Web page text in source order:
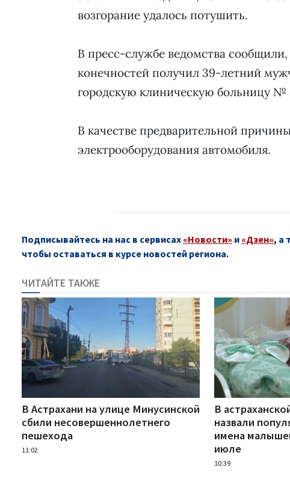
возгорание удалось потушить.
В пресс-службе ведомства
конечностей получил 39-летний
городскую клиническую больницу
В качестве предварительной
электрооборудования автомобиля.
Подписывайтесь на нас в сервисах «Новости» и «Дзен», а
чтобы оставаться в курсе новостей региона.
ЧИТАЙТЕ ТАКЖЕ
В Астрахани на улице Минусинской
сбили несовершеннолетнего
пешехода
11:02
В
назвали
имена
июле
10:39